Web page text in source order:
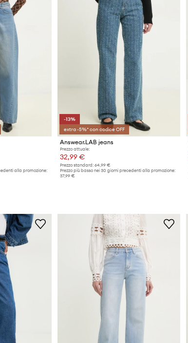
alla promozione:
-13%
extra -5%* con codice OFF
Answear.LAB jeans
Prezzo attuale:
32,99 €
Prezzo standard: 64,99 €
Prezzo più basso nei 30 giorni precedenti alla promozione:
37,99 €